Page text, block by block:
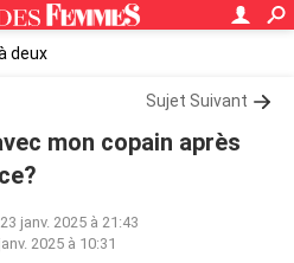
deux
Sujet Suivant
mon copain après
janv. 2025 à 21:43
2025 à 10:31